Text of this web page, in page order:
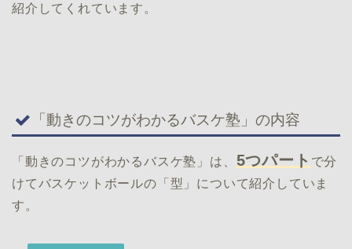
紹介してくれています。
「動きのコツがわかるバスケ塾」の内容
「動きのコツがわかるバスケ塾」は、 5つパート で分
けてバスケットボールの「型」について紹介していま
す。